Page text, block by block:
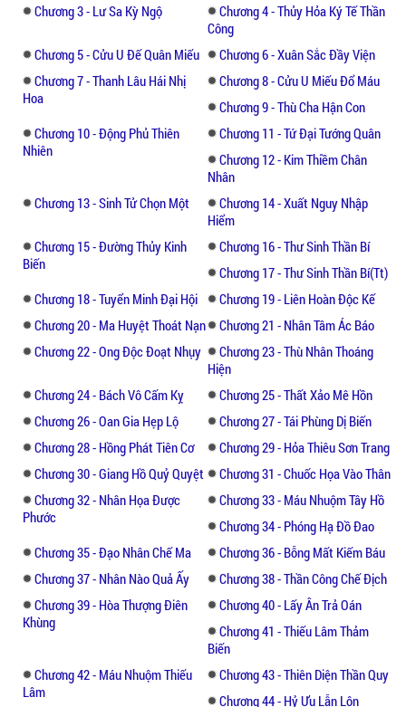
Chương 3 - Lư Sa Kỳ Ngộ
Chương 4 - Thủy Hỏa Ký Tế Thần
Công
Chương 5 - Cửu U Đế Quân Miếu
Chương 6 - Xuân Sắc Đầy Viện
Chương 7 - Thanh Lâu Hái Nhị
Hoa
Chương 8 - Cửu U Miếu Đổ Máu
Chương 9 - Thù Cha Hận Con
Chương 10 - Động Phủ Thiên
Nhiên
Chương 11 - Tứ Đại Tướng Quân
Chương 12 - Kim Thiềm Chân
Nhân
Chương 13 - Sinh Tử Chọn Một
Chương 14 - Xuất Nguy Nhập
Hiểm
Chương 15 - Đường Thủy Kinh
Biến
Chương 16 - Thư Sinh Thần Bí
Chương 17 - Thư Sinh Thần Bí(Tt)
Chương 18 - Tuyển Minh Đại Hội
Chương 19 - Liên Hoàn Độc Kế
Chương 20 - Ma Huyệt Thoát Nạn
Chương 21 - Nhân Tâm Ác Báo
Chương 22 - Ong Độc Đoạt Nhụy
Chương 23 - Thù Nhân Thoáng
Hiện
Chương 24 - Bách Vô Cấm Kỵ
Chương 25 - Thất Xảo Mê Hồn
Chương 26 - Oan Gia Hẹp Lộ
Chương 27 - Tái Phùng Dị Biến
Chương 28 - Hồng Phát Tiên Cơ
Chương 29 - Hỏa Thiêu Sơn Trang
Chương 30 - Giang Hồ Quỷ Quyệt
Chương 31 - Chuốc Họa Vào Thân
Chương 32 - Nhân Họa Được
Phước
Chương 33 - Máu Nhuộm Tây Hồ
Chương 34 - Phóng Hạ Đồ Đao
Chương 35 - Đạo Nhân Chế Ma
Chương 36 - Bỗng Mất Kiếm Báu
Chương 37 - Nhân Nào Quả Ấy
Chương 38 - Thần Công Chế Địch
Chương 39 - Hòa Thượng Điên
Khùng
Chương 40 - Lấy Ân Trả Oán
Chương 41 - Thiếu Lâm Thảm
Biến
Chương 42 - Máu Nhuộm Thiếu
Lâm
Chương 43 - Thiên Diện Thần Quy
Chương 44 - Hỷ Ưu Lẫn Lộn